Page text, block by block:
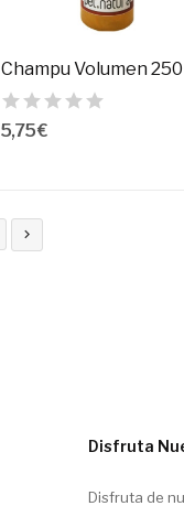
5,75 €

Disfruta
Disfruta de